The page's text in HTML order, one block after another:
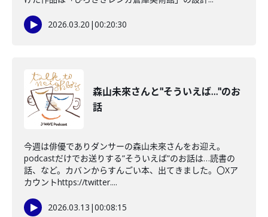
2026.03.20 |00:20:30
森山未來さんと"そういえば…"のお
話
今週は俳優でありダンサーの森山未來さんをお迎え。
podcastだけでお送りする”そういえば”のお話は…読書の
話、など。カバンからすんごい本、出てきました。〇Xア
カウントhttps://twitter....
2026.03.13 |00:08:15